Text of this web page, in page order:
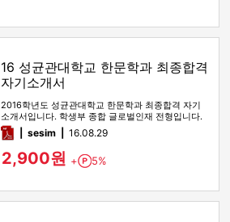
16 성균관대학교 한문학과 최종합격
자기소개서
2016학년도 성균관대학교 한문학과 최종합격 자기
소개서입니다. 학생부 종합 글로벌인재 전형입니다.
1,2,3 항목이 포함되어…
pdfsesim 16.08.29
2,900원 + Point
5%